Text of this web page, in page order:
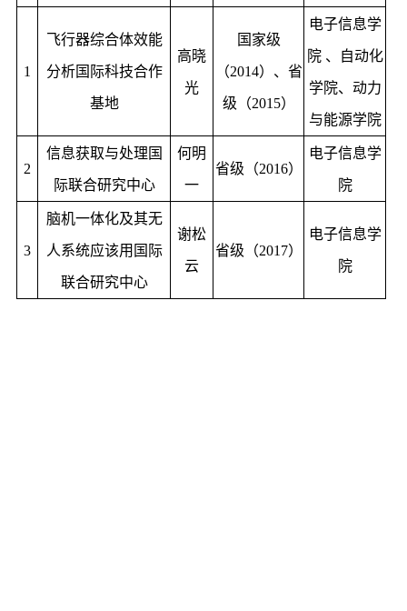
1
飞行器综合体效能
分析国际科技合作
基地
高晓
光
国家级
（2014）、省
级（2015）
电子信息学
院 、自动化
学院、动力
与能源学院
2
信息获取与处理国
际联合研究中心
何明
一
省级（2016）
电子信息学
院
3
脑机一体化及其无
人系统应该用国际
联合研究中心
谢松
云
省级（2017）
电子信息学
院